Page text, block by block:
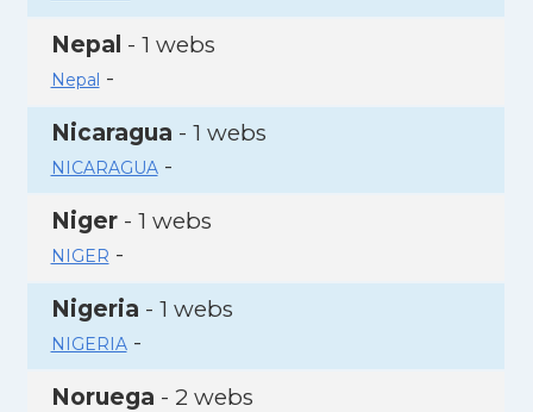
Nepal - 1 webs
Nepal -
Nicaragua - 1 webs
NICARAGUA-
Niger- 1 webs
NIGER -
Nigeria - 1 webs
NIGERIA-
Noruega - 2 webs